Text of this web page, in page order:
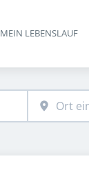
MEIN LEBENSLAUF